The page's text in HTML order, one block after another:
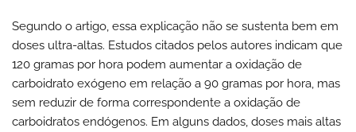
Segundo o artigo, essa explicação não se sustenta bem em
doses ultra-altas. Estudos citados pelos autores indicam que
120 gramas por hora podem aumentar a oxidação de
carboidrato exógeno em relação a 90 gramas por hora, mas
sem reduzir de forma correspondente a oxidação de
carboidratos endógenos. Em alguns dados, doses mais altas